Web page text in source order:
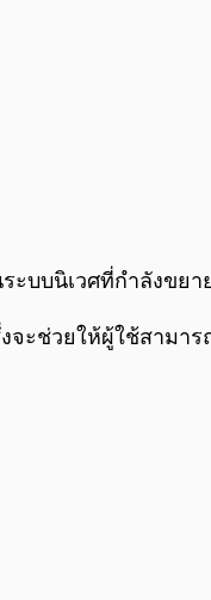
บบนิเวศที่กำลังขยา
ะช่วยให้ผู้ใช้สามาร